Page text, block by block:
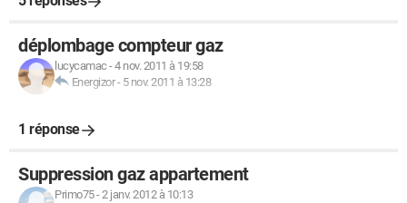
déplombage compteur gaz
lucycamac -4 nov. 2011 à 19:58
Energizor- 5 nov. 2011 à 13:28
1 réponse
Suppression gaz appartement
Primo75-2 janv. 2012 à 10:13